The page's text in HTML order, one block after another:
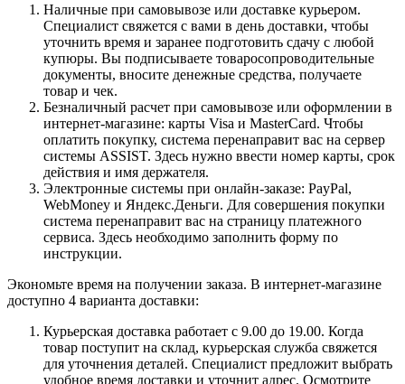
Наличные при самовывозе или доставке курьером.
Специалист свяжется с вами в день доставки, чтобы
уточнить время и заранее подготовить сдачу с любой
купюры. Вы подписываете товаросопроводительные
документы, вносите денежные средства, получаете
товар и чек.
Безналичный расчет при самовывозе или оформлении в
интернет-магазине: карты Visa и MasterCard. Чтобы
оплатить покупку, система перенаправит вас на сервер
системы ASSIST. Здесь нужно ввести номер карты, срок
действия и имя держателя.
Электронные системы при онлайн-заказе: PayPal,
WebMoney и Яндекс.Деньги. Для совершения покупки
система перенаправит вас на страницу платежного
сервиса. Здесь необходимо заполнить форму по
инструкции.
Экономьте время на получении заказа. В интернет-магазине
доступно 4 варианта доставки:
Курьерская доставка работает с 9.00 до 19.00. Когда
товар поступит на склад, курьерская служба свяжется
для уточнения деталей. Специалист предложит выбрать
удобное время доставки и уточнит адрес. Осмотрите